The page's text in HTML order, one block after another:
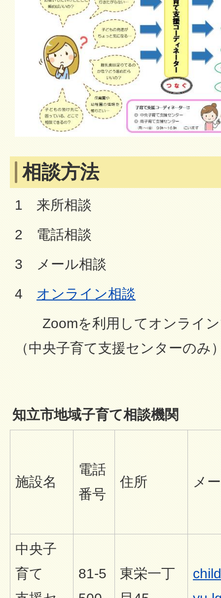
相談方法
1 来所相談
2 電話相談
3 メール相談
4 オンライン相談
Zoomを利用してオンライン
（中央子育て支援センターのみ
知立市地域子育て相談機関
施設名
電話
番号
住所 メ
中央子
育て
81-5
東栄一丁